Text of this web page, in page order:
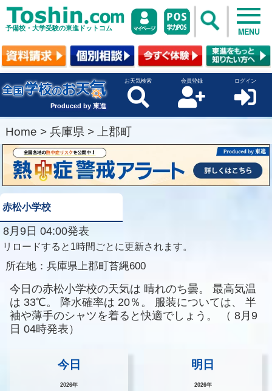
予備校・大学受験の東進ドットコム MENU
Produced by 東進
お天気検索 会員登録 ログイン
Home > 兵庫県 > 上郡町
赤松小学校
8月9日 04:00発表
リロードすると1時間ごとに更新されます。
所在地： 兵庫県上郡町苔縄600
今日の赤松小学校の天気は 晴れのち曇。
最高気温
は 33℃。 降水確率は 20％。 服装については、
半
袖や薄手のシャツを着ると快適でしょう。
（ 8月9
日 04時発表）
今日
2026年
明日
2026年